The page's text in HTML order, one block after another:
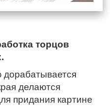
торцов
дорабатывается
делаются
придания картине